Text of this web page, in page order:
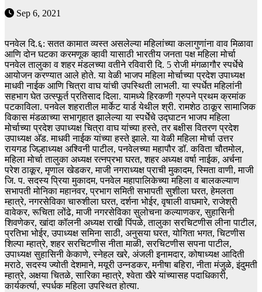
Sep 6, 2021
पनवेल दि.६: सतत कामात व्यस्त असलेल्या महिलांच्या कलागुणांना वाव मिळावा
आणि दोन घटका करमणूक व्हावी यासाठी भारतीय जनता पक्ष महिला मोर्चा
पनवेल तालुका व शहर मंडलच्या वतीने रविवारी दि. 5 रोजी मंगळागौर स्पर्धेचे
आयोजन करण्यात आले होते. या वेळी भाजप महिला मोर्चाच्या प्रदेश उपाध्यक्ष
माधवी नाईक आणि चित्रा वाघ यांची उपस्थिती लाभली. या स्पर्धेत महिलांनी
सहभाग घेत उत्स्फूर्त प्रतिसाद दिला. यामध्ये हिरकणी ग्रुपने प्रथम क्रमांक
पटकाविला. पनवेल शहरातील मार्केट यार्ड येथील श्री. रामशेठ ठाकूर सामाजिक
विकास मंडळाच्या सभागृहात झालेल्या या स्पर्धेेचे उद्घाटन भाजप महिला
मोर्चाच्या प्रदेश उपाध्यक्ष चित्रा वाघ यांच्या हस्ते, तर बक्षीस वितरण प्रदेश
उपाध्यक्ष अ‍ॅड. माधवी नाईक यांच्या हस्ते झाले. या वेळी महिला मोर्चा उत्तर
रायगड जिल्हाध्यक्ष अश्विनी पाटील, पनवेलच्या महापौर डॉ. कविता चौतमोल,
महिला मोर्चा तालुका अध्यक्ष रत्नप्रभा घरत, शहर अध्यक्ष वर्षा नाईक, अर्चना
परेश ठाकूर, मृणाल खेडकर, माजी नगराध्यक्ष प्राची मुकादम, स्मिता वाणी, माजी
जि. प. सदस्य प्रिया मुकादम, पनवेल महापालिकेच्या महिला व बालकल्याण
सभापती मोनिका महानवर, प्रभाग समिती सभापती सुशीला घरत, हेमलता
म्हात्रे, नगरसेविका चारुशीला घरत, दर्शना भोईर, वृषाली वाघमारे, राजेश्री
वावेकर, रूचिता लोंढे, माजी नगरसेविका सुलोचना कल्याणकर, सुहासिनी
शिवणेकर, खांदा कॉलनी अध्यक्ष राखी पिंपळे, तालुका सरचिटणीस लीना पाटील,
प्रतिभा भोईर, उपाध्यक्ष समिना साठी, अनुसया घरत, योगिता भगत, चिटणीस
शिल्पा म्हात्रे, शहर सरचिटणीस नीता माळी, सरचिटणीस सपना पाटील,
उपाध्यक्ष सुहासिनी केकाणे, स्नेहल खरे, अंजली इनामदार, कोषाध्यक्ष आदिती
मराठे, सदस्य ज्योती देशमाने, मयूरी उन्नडकर, मनीषा बहिरा, नीता मंजुळे, इंदुमती
म्हात्रे, अक्षया चितळे, सारिका म्हात्रे, श्वेता खैरे यांच्यासह पदाधिकारी,
कार्यकर्त्या, स्पर्धक महिला उपस्थित होत्या.